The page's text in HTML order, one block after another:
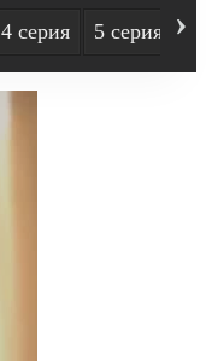
4 серия 5 серия ›